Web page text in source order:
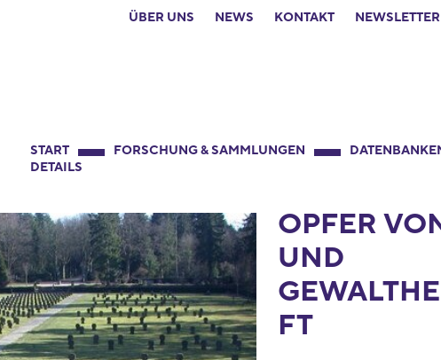
ÜBER UNS NEWS KONTAKT NEWSLETTER
START FORSCHUNG & SAMMLUNGEN
DETAILS
OPFER
UND
FT